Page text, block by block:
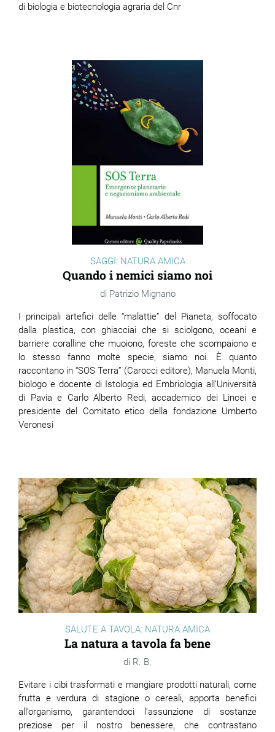
di biologia e biotecnologia agraria del Cnr
SAGGI: NATURA AMICA
Quando i nemici siamo noi
Patrizio Mignano
I principali artefici delle “malattie” del Pianeta, soffocato
dalla plastica, con ghiacciai che si sciolgono, oceani e
barriere coralline che muoiono, foreste che scompaiono e
lo stesso fanno molte specie, siamo noi. È quanto
raccontano in “SOS Terra” (Carocci editore), Manuela Monti,
biologo e docente di Istologia ed Embriologia all’Università
di Pavia e Carlo Alberto Redi, accademico dei Lincei e
presidente del Comitato etico della fondazione Umberto
Veronesi
SALUTE A TAVOLA: NATURA AMICA
La natura a tavola fa bene
R. B.
Evitare i cibi trasformati e mangiare prodotti naturali, come
frutta e verdura di stagione o cereali, apporta benefici
all’organismo, garantendoci l’assunzione di sostanze
preziose per il nostro benessere, che contrastano